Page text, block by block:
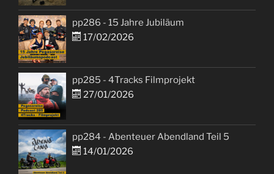
pp286 - 15 Jahre Jubiläum
17/02/2026
pp285 - 4Tracks Filmprojekt
27/01/2026
pp284 - Abenteuer Abendland Teil 5
14/01/2026